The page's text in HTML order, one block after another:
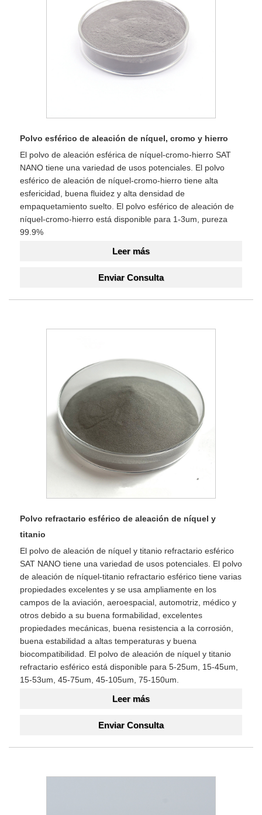
Polvo esférico de aleación de níquel, cromo y hierro
El polvo de aleación esférica de níquel-cromo-hierro SAT
NANO tiene una variedad de usos potenciales. El polvo
esférico de aleación de níquel-cromo-hierro tiene alta
esfericidad, buena fluidez y alta densidad de
empaquetamiento suelto. El polvo esférico de aleación de
níquel-cromo-hierro está disponible para 1-3um, pureza
99.9%
Leer más
Enviar Consulta
Polvo refractario esférico de aleación de níquel y
titanio
El polvo de aleación de níquel y titanio refractario esférico
SAT NANO tiene una variedad de usos potenciales. El polvo
de aleación de níquel-titanio refractario esférico tiene varias
propiedades excelentes y se usa ampliamente en los
campos de la aviación, aeroespacial, automotriz, médico y
otros debido a su buena formabilidad, excelentes
propiedades mecánicas, buena resistencia a la corrosión,
buena estabilidad a altas temperaturas y buena
biocompatibilidad. El polvo de aleación de níquel y titanio
refractario esférico está disponible para 5-25um, 15-45um,
15-53um, 45-75um, 45-105um, 75-150um.
Leer más
Enviar Consulta